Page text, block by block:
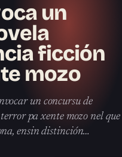
un
ficción
mozo
un concursu de
pa xente mozo nel que
ensin distinción…